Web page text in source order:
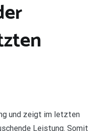
und zeigt im letzten
Leistung. Somit